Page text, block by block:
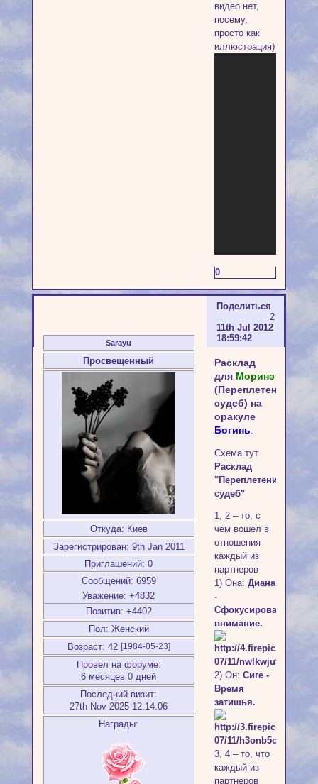
видео нет,
посему,
просто как
иллюстрация)
0
Поделиться
2
11th Jul 2012
18:59:42
Sarayu
Просвещенный
Откуда: Киев
Зарегистрирован: 9th Jan 2011
Приглашений: 0
Сообщений: 6959
Уважение: +4832
Позитив: +4402
Пол: Женский
Возраст: 42 [1984-05-23]
Провел на форуме:
6 месяцев 0 дней
Последний визит:
27th Nov 2025 12:14:06
Награды:
Расклад
для Моринэ
(Переплетение
судеб) на
оракуле
Богинь
Схема тут
Расклад
"Переплетение
судеб"
1, 2 – то, с
чем вошел в
отношения
каждый из
партнеров
1) Она: Диана
-
Сфокусированное
внимание.
2) Он: Сиге -
Время
затишья.
3, 4 – то, что
каждый из
партнеров